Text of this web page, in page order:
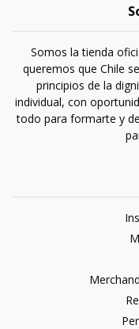
Somos la tienda
queremos que Chile
principios de la
individual, con
todo para formarte y